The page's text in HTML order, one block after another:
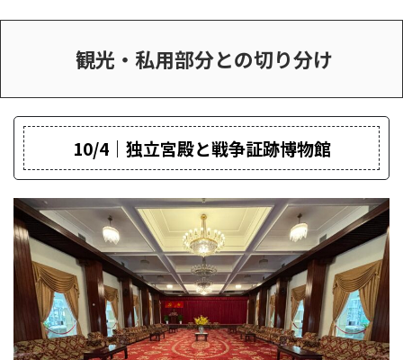
観光・私用部分との切り分け
10/4｜独立宮殿と戦争証跡博物館